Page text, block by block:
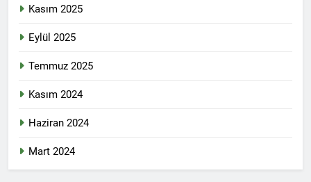
Kasım 2025
Eylül 2025
Temmuz 2025
Kasım 2024
Haziran 2024
Mart 2024